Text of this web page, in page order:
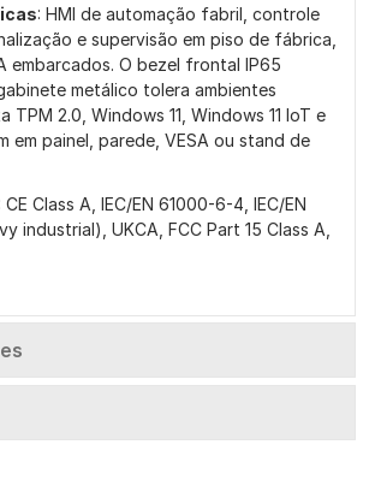
: HMI de automação fabril, controle
e supervisão em piso de fábrica,
embarcados. O bezel frontal IP65
metálico tolera ambientes
TPM 2.0, Windows 11, Windows 11 IoT e
em painel, parede, VESA ou stand de
: CE Class A, IEC/EN 61000-6-4, IEC/EN
industrial), UKCA, FCC Part 15 Class A,